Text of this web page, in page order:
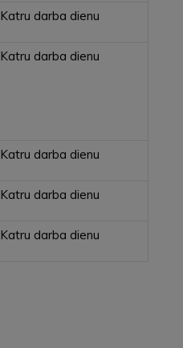
Katru darba dienu
Katru darba dienu
Katru darba dienu
Katru darba dienu
Katru darba dienu